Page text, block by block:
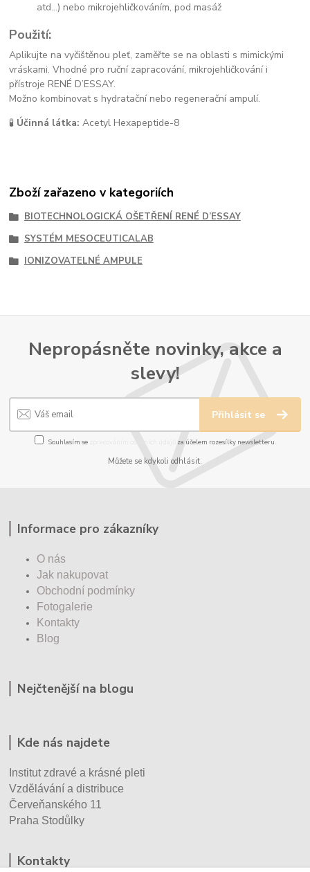
atd...) nebo mikrojehličkováním, pod masáž
Použití:
Aplikujte na vyčištěnou pleť, zaměřte se na oblasti s mimickými
vráskami. Vhodné pro ruční zapracování, mikrojehličkování i
přístroje RENÉ D’ESSAY.
Možno kombinovat s hydratační nebo regenerační ampulí.
🧪 Účinná látka: Acetyl Hexapeptide-8
Zboží zařazeno v kategoriích
BIOTECHNOLOGICKÁ OŠETŘENÍ RENÉ D’ESSAY
SYSTÉM MESOCEUTICALAB
IONIZOVATELNÉ AMPULE
Nepropásněte novinky, akce a
slevy!
Přihlásit se
Souhlasím se za účelem rozesílky newsletteru.
Můžete se kdykoli odhlásit.
Informace pro zákazníky
O nás
Jak nakupovat
Obchodní podmínky
Fotogalerie
Kontakty
Blog
Nejčtenější na blogu
Kde nás najdete
Institut zdravé a krásné pleti
Vzdělávání a distribuce
Červeňanského 11
Praha Stodůlky
Kontakty